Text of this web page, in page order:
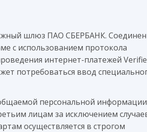
шлюз ПАО СБЕРБАНК.
с использованием протокола
интернет-платежей
потребоваться ввод
персональной информации
лицам за исключением
осуществляется в строгом